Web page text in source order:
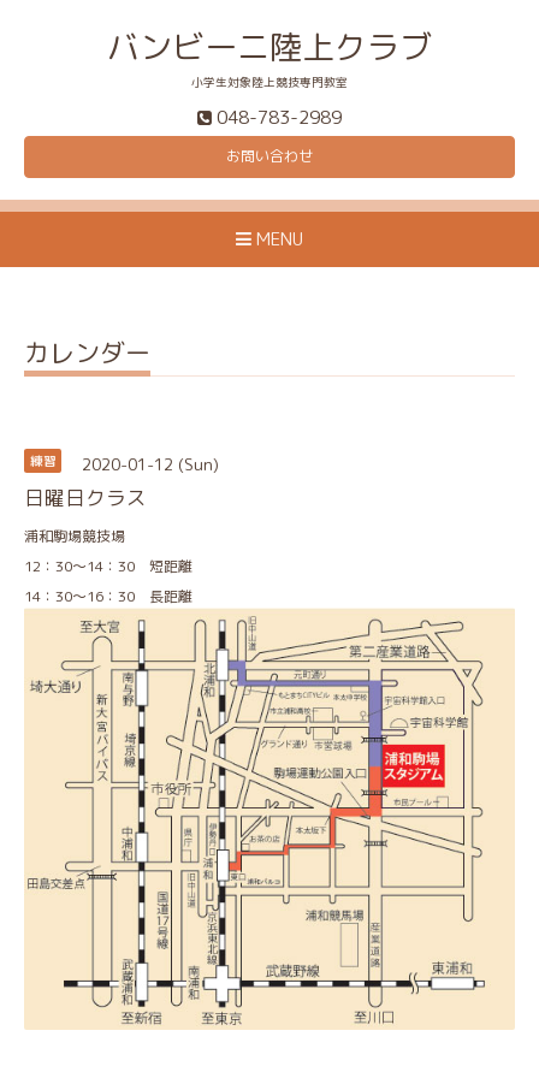
バンビーニ陸上クラブ
小学生対象陸上競技専門教室
048-783-2989
お問い合わせ
MENU
カレンダー
練習 2020-01-12 (Sun)
日曜日クラス
浦和駒場競技場
12：30～14：30 短距離
14：30～16：30 長距離